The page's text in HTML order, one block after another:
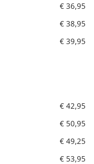
€ 36,95
€ 38,95
€ 39,95
€ 42,95
€ 50,95
€ 49,25
€ 53,95